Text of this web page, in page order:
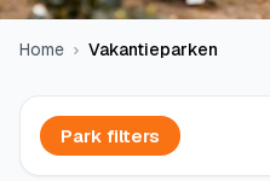
Home Vakantieparken
Park filters